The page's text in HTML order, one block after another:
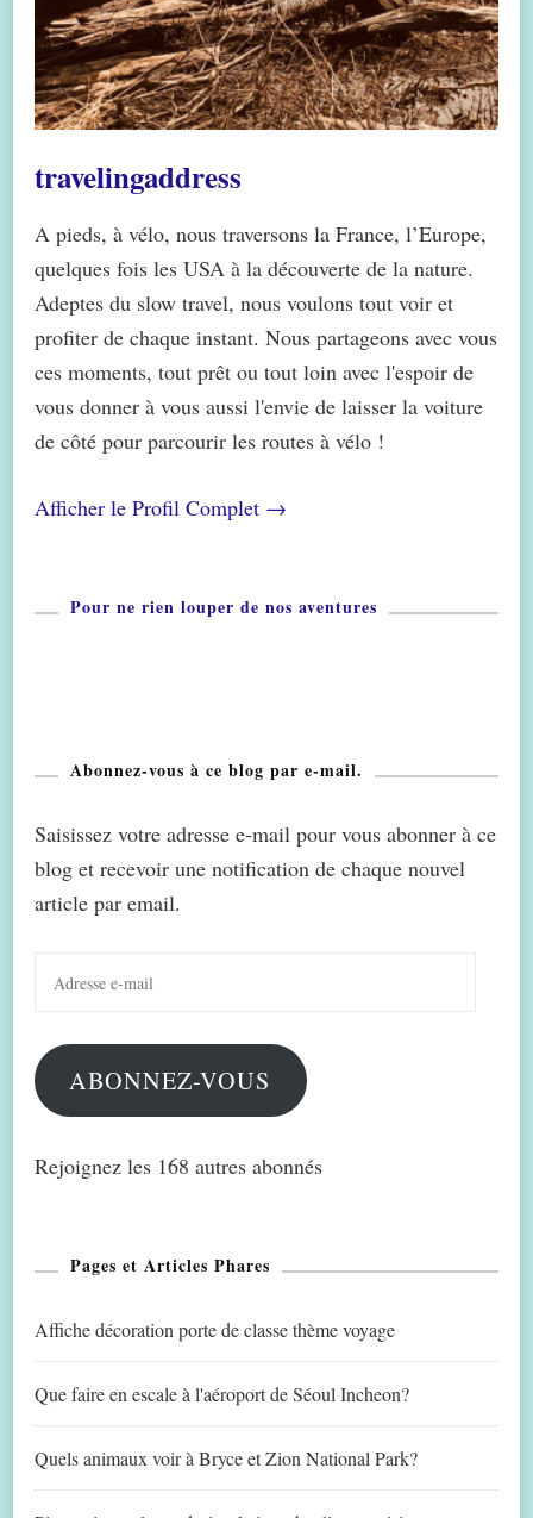
travelingaddress
A pieds, à vélo, nous traversons la France, l’Europe,
quelques fois les USA à la découverte de la nature.
Adeptes du slow travel, nous voulons tout voir et
profiter de chaque instant. Nous partageons avec vous
ces moments, tout prêt ou tout loin avec l'espoir de
vous donner à vous aussi l'envie de laisser la voiture
de côté pour parcourir les routes à vélo !
Afficher le Profil Complet →
Pour ne rien louper de nos aventures
Abonnez-vous à ce blog par e-mail.
Saisissez votre adresse e-mail pour vous abonner à ce
blog et recevoir une notification de chaque nouvel
article par email.
mail
ABONNEZ-VOUS
Rejoignez les 168 autres abonnés
Pages et Articles Phares
Affiche décoration porte de classe thème voyage
Que faire en escale à l'aéroport de Séoul Incheon?
Quels animaux voir à Bryce et Zion National Park?